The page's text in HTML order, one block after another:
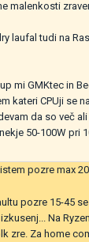
malenkosti
laufal tudi na
mi GMKtec in
kateri CPUji se
da so več
50-100W pri
pozre max
pozre 15-45
Na
zre. Za home